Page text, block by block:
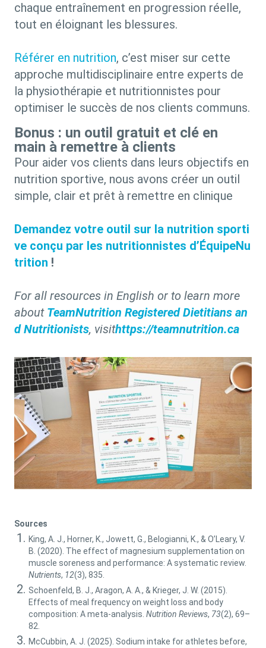
chaque entraînement en progression réelle,
tout en éloignant les blessures.
Référer en nutrition, c’est miser sur cette
approche multidisciplinaire entre experts de
la physiothérapie et nutritionnistes pour
optimiser le succès de nos clients communs.
Bonus : un outil gratuit et clé en
main à remettre à clients
Pour aider vos clients dans leurs objectifs en
nutrition sportive, nous avons créer un outil
simple, clair et prêt à remettre en clinique
Demandez votre outil sur la nutrition sporti
ve conçu par les nutritionnistes d’ÉquipeNu
trition !
For all resources in English or to learn more
about TeamNutrition Registered Dietitians an
d Nutritionists, visithttps://teamnutrition.ca
Sources
King, A. J., Horner, K., Jowett, G., Belogianni, K., & O’Leary, V.
B. (2020). The effect of magnesium supplementation on
muscle soreness and performance: A systematic review.
Nutrients, 12(3), 835.
Schoenfeld, B. J., Aragon, A. A., & Krieger, J. W. (2015).
Effects of meal frequency on weight loss and body
composition: A meta-analysis. Nutrition Reviews, 73(2), 69–
82.
McCubbin, A. J. (2025). Sodium intake for athletes before,